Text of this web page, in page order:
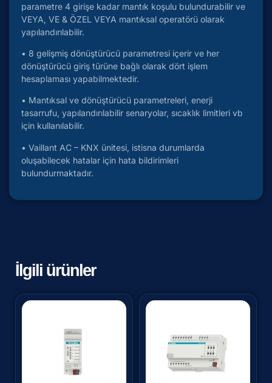
parametre 4 girişe kadar mantık koşulu bulundurabilir ve
VEYA, VE & ÖZEL VEYA mantıksal operatörü olarak
yapılandırılabilir.
• 8 gelişmiş dönüştürücü parametresi içerir ve her
dönüştürücü giriş türüne bağlı olarak dört işlem
hesaplaması yapabilmektedir.
• Mantıksal ve dönüştürücü parametreleri, enerji
tasarrufu, yapılandırılabilir senaryolar, sıcaklık limitleri vb
için kullanılabilir.
• Vaillant AC – KNX ünitesi, istisna durumlarda
oluşabilecek hatalar için hata bildirimleri
bulundurmaktadır.
İlgili ürünler